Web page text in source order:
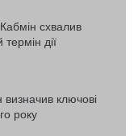
схвалив
дії
ключові
року